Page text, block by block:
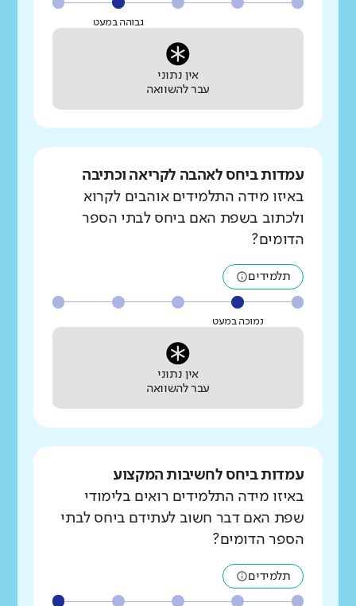
גבוהה במעט
אין נתוני
עבר להשוואה
עמדות ביחס לאהבה לקריאה וכתיבה
באיזו מידה התלמידים אוהבים לקרוא
ולכתוב בשפת האם ביחס לבתי הספר
הדומים?
תלמידים
נמוכה במעט
אין נתוני
עבר להשוואה
עמדות ביחס לחשיבות המקצוע
באיזו מידה התלמידים רואים בלימודי
שפת האם דבר חשוב לעתידם ביחס לבתי
הספר הדומים?
תלמידים